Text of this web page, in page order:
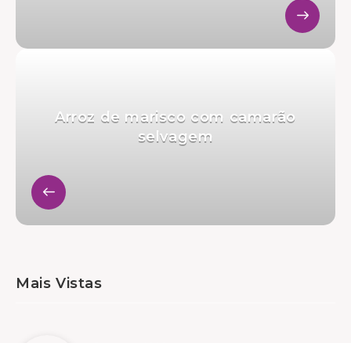
Arroz de marisco com camarão
selvagem
Mais Vistas